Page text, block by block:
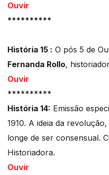
Ouvir
**********
História 15 : O pós 5 de
Fernanda Rollo,
Ouvir
**********
História 14: Emissão
1910. A ideia da
longe de ser consensual.
Historiadora.
Ouvir